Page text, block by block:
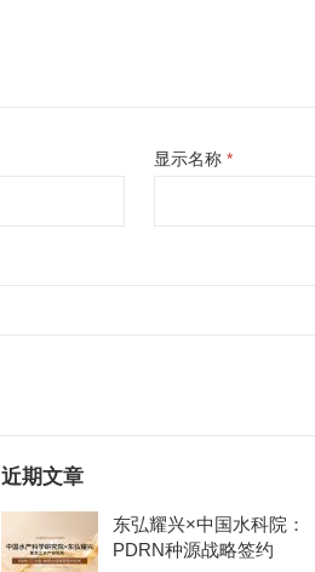
显示名称*
近期文章
东弘耀兴×中国水科院：
PDRN种源战略签约